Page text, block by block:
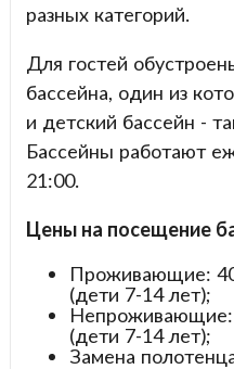
разных категорий.
Для гостей
бассейна, один из
и детский бассейн -
Бассейны работают
21:00.
Цены на посещение
Проживающие:
(дети 7-14 лет);
Непроживающие:
(дети 7-14 лет);
Замена